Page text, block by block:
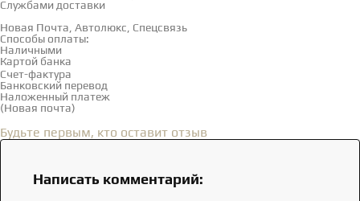
Службами доставки
Новая Почта, Автолюкс, Спецсвязь
Способы оплаты:
Наличными
Картой банка
Счет-фактура
Банковский перевод
Наложенный платеж
(Новая почта)
Будьте первым, кто оставит отзыв
Написать комментарий: